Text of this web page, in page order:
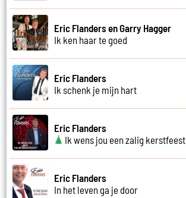
Eric Flanders en Garry Hagger
Ik ken haar te goed
Eric Flanders
Ik schenk je mijn hart
Eric Flanders
Ik wens jou een zalig kerstfeest
Eric Flanders
In het leven ga je door